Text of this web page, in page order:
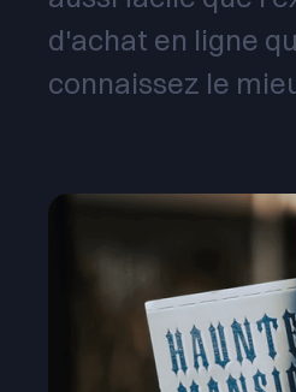
d'achat en ligne
connaissez le